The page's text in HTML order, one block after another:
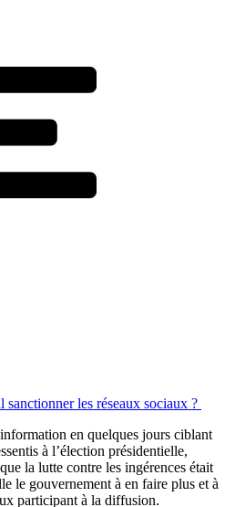
sanctionner les réseaux sociaux ?
en quelques jours ciblant
à l’élection présidentielle,
la lutte contre les ingérences était
le gouvernement à en faire plus et à
participant à la diffusion.